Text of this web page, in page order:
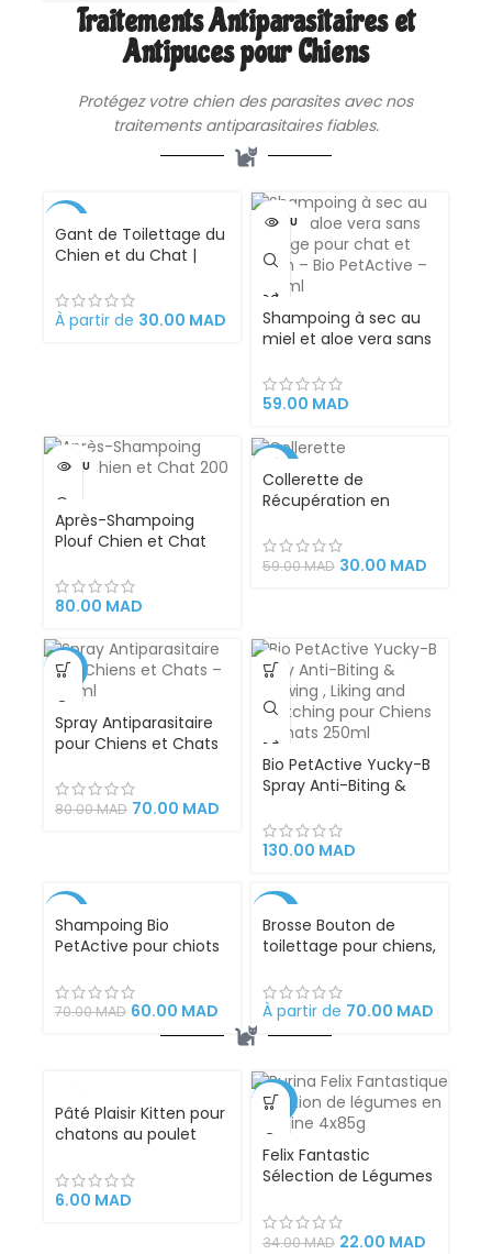
Pelage
Traitements Antiparasitaires et
Antipuces pour Chiens
Protégez votre chien des parasites avec nos
traitements antiparasitaires fiables.
Gant de Toilettage du
Chien et du Chat |
Brossage, Massage,
Bain et Récupération
À partir de 30.00 MAD
VENDU
Shampoing à sec au
miel et aloe vera sans
chien – Bio PetActive
– 200 ml – Copier
59.00 MAD
VENDU
Après-Shampoing
Plouf Chien et Chat
80.00 MAD
Collerette de
Récupération en
Petit Chien –
Protection
Traitement
Dermatologique –
Taille M pour Animaux
de 6 à 10 kg
59.00MAD 30.00 MAD
-13%
Spray Antiparasitaire
pour Chiens et Chats
80.00MAD 70.00 MAD
Bio PetActive Yucky-B
Spray Anti-Biting &
Scratching pour
Chiens et Chats
Formulated
130.00 MAD
Shampoing Bio
PetActive pour chiots
camomille 400ml
70.00MAD 60.00 MAD
Brosse Bouton de
toilettage pour chiens,
chevaux, 18 x 12 x 7 cm
rétractable, facile à
nettoyer,
inoxydable. Peigne
outil professionnel de
toilettag
À partir de 70.00 MAD
Pâté Plaisir Kitten pour
chatons au poulet
pour les chatons en
pleine croissance
6.00 MAD
-35%
Felix Fantastic
Sélection de Légumes
Chats – 4x85g |
Tendres Morceaux de
34.00MAD 22.00 MAD